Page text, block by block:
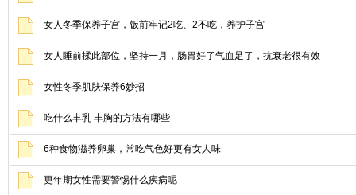
女人冬季保养子宫，饭前牢记2吃、2不吃，养护子宫
女人睡前揉此部位，坚持一月，肠胃好了气血足了，抗衰老很有效
女性冬季肌肤保养6妙招
吃什么丰乳 丰胸的方法有哪些
6种食物滋养卵巢，常吃气色好更有女人味
更年期女性需要警惕什么疾病呢